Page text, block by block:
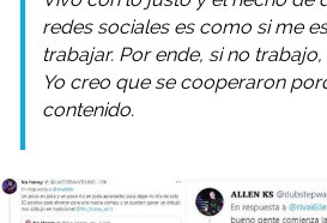
redes sociales es como si me
trabajar. Por ende, si no
Yo creo que se cooperaron
contenido.